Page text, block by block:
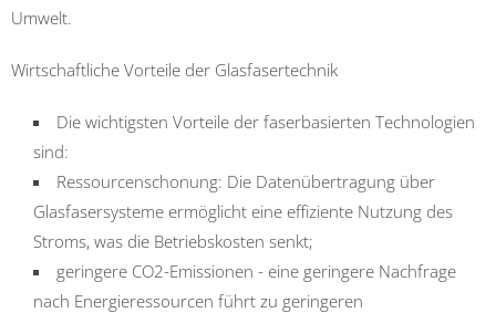
Umwelt.
Wirtschaftliche Vorteile der Glasfasertechnik
Die wichtigsten Vorteile der faserbasierten Technologien
sind:
Ressourcenschonung: Die Datenübertragung über
Glasfasersysteme ermöglicht eine effiziente Nutzung des
Stroms, was die Betriebskosten senkt;
geringere CO2-Emissionen - eine geringere Nachfrage
nach Energieressourcen führt zu geringeren